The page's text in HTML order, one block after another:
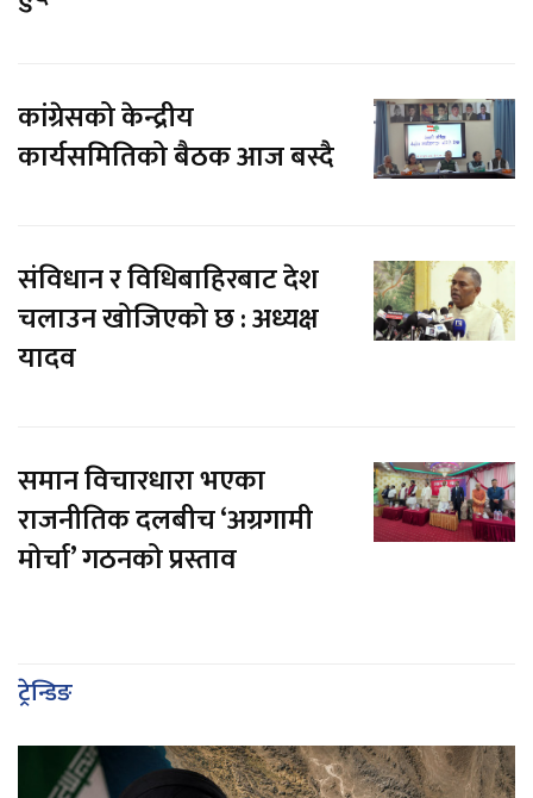
कांग्रेसको केन्द्रीय
कार्यसमितिको बैठक आज बस्दै
संविधान र विधिबाहिरबाट देश
चलाउन खोजिएको छ : अध्यक्ष
यादव
समान विचारधारा भएका
राजनीतिक दलबीच ‘अग्रगामी
मोर्चा’ गठनको प्रस्ताव
ट्रेन्डिङ